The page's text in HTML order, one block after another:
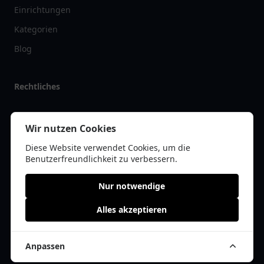
Einrichtungen
Kategorien
Blog
Rechtliches
Impressum
Datenschutz
Kontakt
© 2026 pflegelist.de | Alle Rechte vorbehalten | * =Affiliate-Links /
Cookie Einwilligung anpassen
Wir nutzen Cookies
Diese Website verwendet Cookies, um die
Benutzerfreundlichkeit zu verbessern.
Nur notwendige
Alles akzeptieren
Anpassen